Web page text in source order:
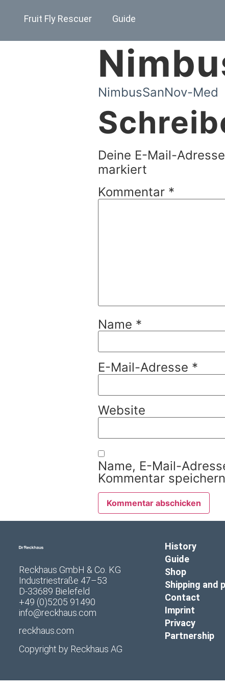
Fruit Fly Rescuer Guide
NimbusSanNov-Med
Deine E-Mail-
markiert
Kommentar *
Name *
E-Mail-Adresse *
Website
Name, E-Mail-
Kommentar
Reckhaus GmbH & Co. KG
Industriestraße 47–53
D-33689 Bielefeld
+49 (0)5205 91490
info@reckhaus.com
reckhaus.com
Copyright by Reckhaus AG
History
Guide
Shop
Shipping and
Contact
Imprint
Privacy
Partnership